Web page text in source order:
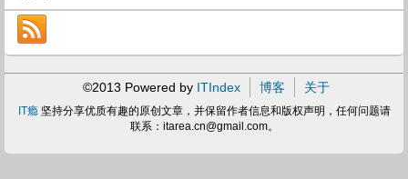
©2013 Powered by ITIndex 博客 关于
IT瘾坚持分享优质有趣的原创文章，并保留作者信息和版权声明，任何问题请
联系： itarea.cn@gmail.com。